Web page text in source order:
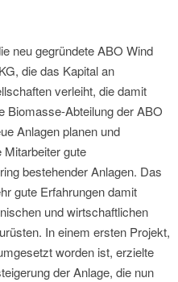
neu gegründete ABO Wind
die das Kapital an
verleiht, die damit
Biomasse-Abteilung der ABO
Anlagen planen und
Mitarbeiter gute
bestehender Anlagen. Das
gute Erfahrungen damit
und wirtschaftlichen
In einem ersten Projekt,
worden ist, erzielte
der Anlage, die nun